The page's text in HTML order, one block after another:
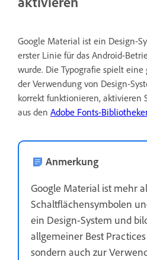
Google Material ist ein Design-
erster Linie für das Android-
wurde. Die Typografie spielt
der Verwendung von Design-
korrekt funktionieren, aktivieren
aus den Adobe Fonts-
Anmerkung
Google Material ist mehr
Schaltflächensymbolen
ein Design-System und
allgemeiner Best
sondern auch zur